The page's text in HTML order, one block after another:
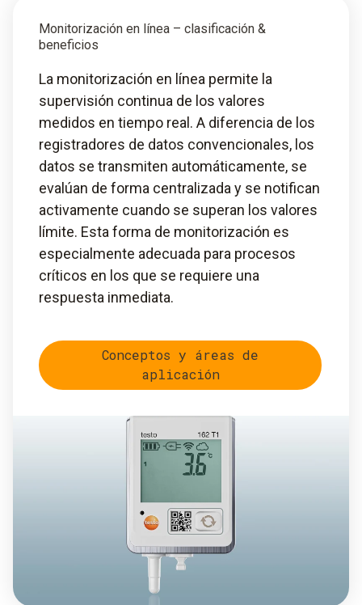
Monitorización en línea – clasificación &
beneficios
La monitorización en línea permite la
supervisión continua de los valores
medidos en tiempo real. A diferencia de los
registradores de datos convencionales, los
datos se transmiten automáticamente, se
evalúan de forma centralizada y se notifican
activamente cuando se superan los valores
límite. Esta forma de monitorización es
especialmente adecuada para procesos
críticos en los que se requiere una
respuesta inmediata.
Conceptos y áreas de
aplicación